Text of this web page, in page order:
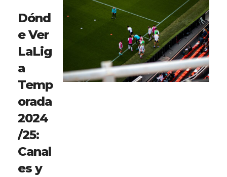
Dónd
e Ver
LaLig
a
Temp
orada
2024
/25:
Canal
es y